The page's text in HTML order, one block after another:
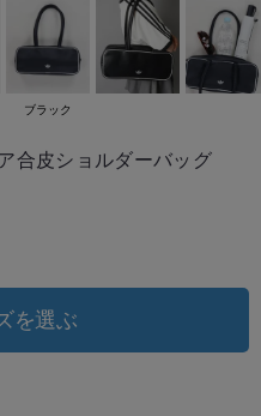
合皮ショルダーバッグ
を選ぶ
ブラック